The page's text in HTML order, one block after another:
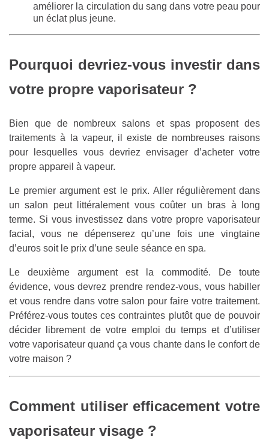
améliorer la circulation du sang dans votre peau pour
un éclat plus jeune.
Pourquoi devriez-vous investir dans
votre propre vaporisateur ?
Bien que de nombreux salons et spas proposent des
traitements à la vapeur, il existe de nombreuses raisons
pour lesquelles vous devriez envisager d’acheter votre
propre appareil à vapeur.
Le premier argument est le prix. Aller régulièrement dans
un salon peut littéralement vous coûter un bras à long
terme. Si vous investissez dans votre propre vaporisateur
facial, vous ne dépenserez qu’une fois une vingtaine
d’euros soit le prix d’une seule séance en spa.
Le deuxième argument est la commodité. De toute
évidence, vous devrez prendre rendez-vous, vous habiller
et vous rendre dans votre salon pour faire votre traitement.
Préférez-vous toutes ces contraintes plutôt que de pouvoir
décider librement de votre emploi du temps et d’utiliser
votre vaporisateur quand ça vous chante dans le confort de
votre maison ?
Comment utiliser efficacement votre
vaporisateur visage ?